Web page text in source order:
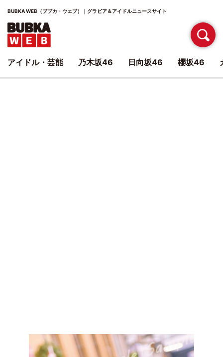
BUBKA WEB（ブブカ・ウェブ）｜グラビア＆アイドルニュースサイト
アイドル・芸能 乃木坂46 日向坂46 櫻坂46